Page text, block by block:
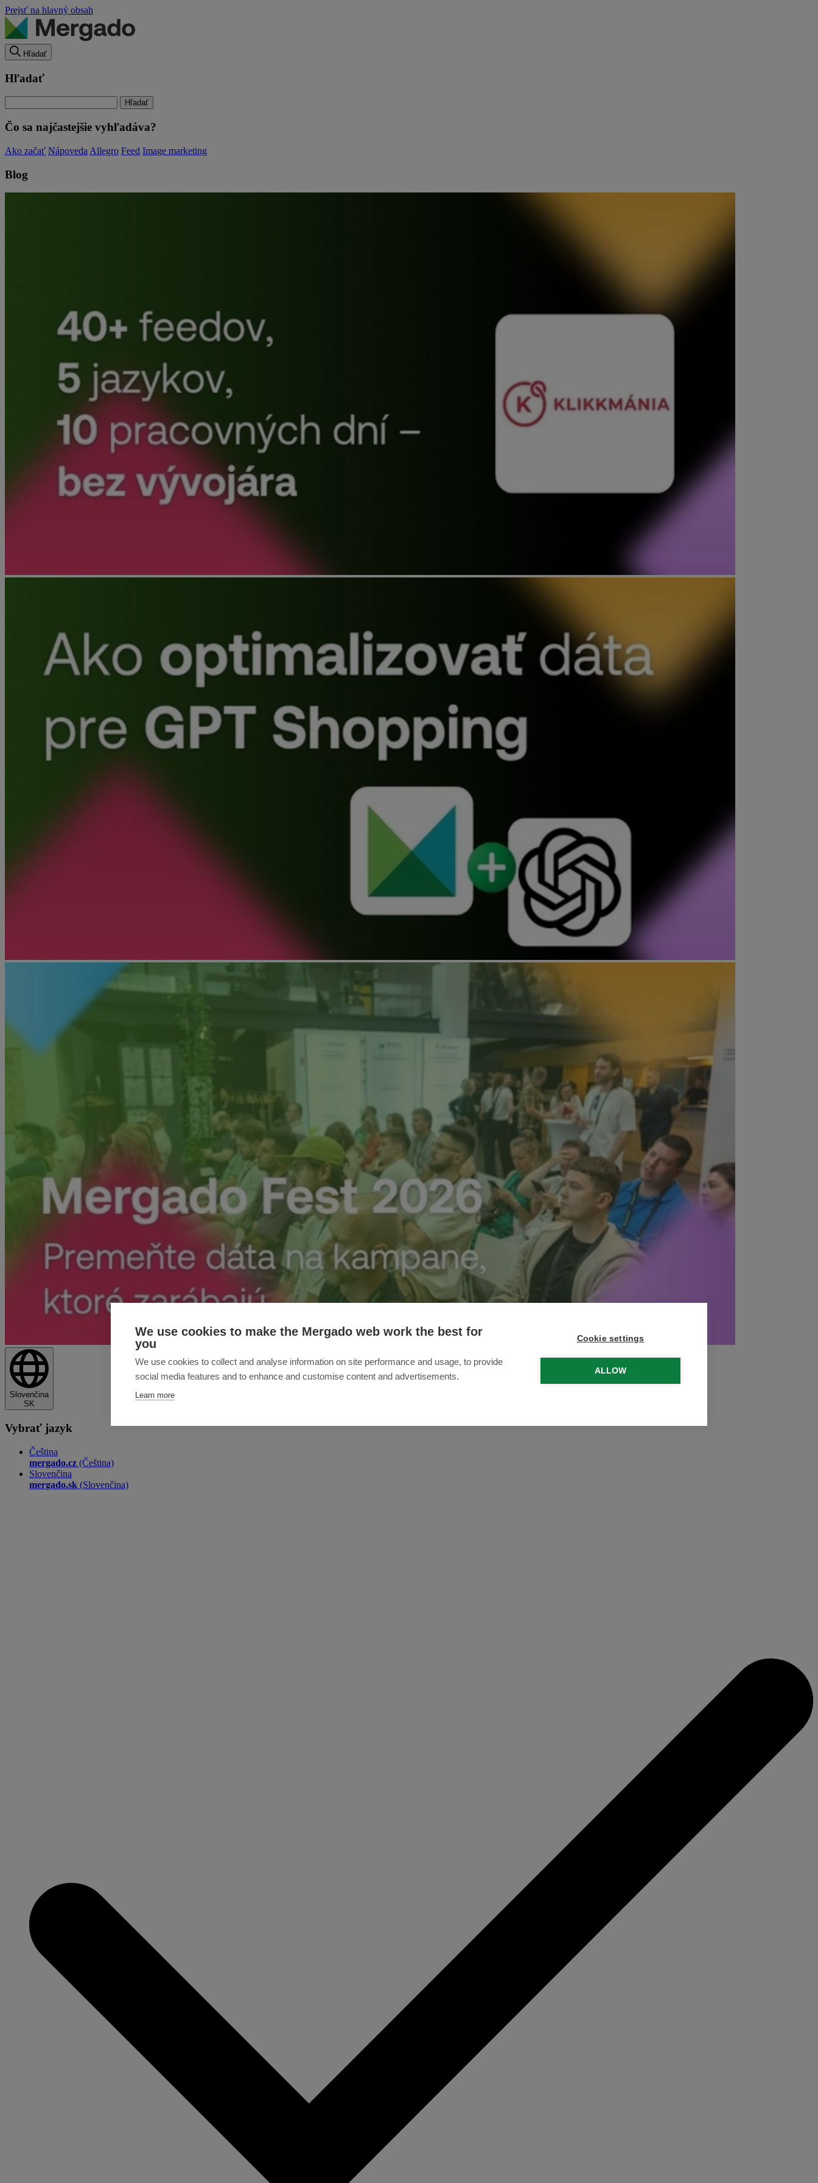
Prejsť na hlavný obsah
Hľadať
Hľadať
Čo sa najčastejšie vyhľadáva?
Ako začať Nápoveda Allegro Feed Image marketing
Blog
Slovenčina
SK
Vybrať jazyk
Čeština
mergado.cz (Čeština)
Slovenčina
mergado.sk (Slovenčina)
We use cookies to make the Mergado web work the best for
you
We use cookies to collect and analyse information on site performance and usage, to provide
social media features and to enhance and customise content and advertisements.
Learn more
Cookie settings
ALLOW